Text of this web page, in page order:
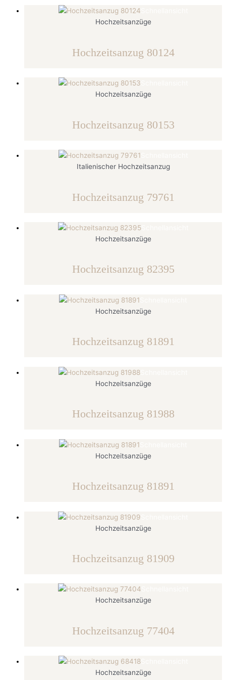
Hochzeitsanzüge
Hochzeitsanzug 80124
Hochzeitsanzüge
Hochzeitsanzug 80153
Italienischer Hochzeitsanzug
Hochzeitsanzug 79761
Schnellansicht
Hochzeitsanzüge
Hochzeitsanzug 82395
Hochzeitsanzüge
Hochzeitsanzug 81891
Hochzeitsanzüge
Hochzeitsanzug 81988
Hochzeitsanzüge
Hochzeitsanzug 81891
Hochzeitsanzüge
Hochzeitsanzug 81909
Hochzeitsanzüge
Hochzeitsanzug 77404
Schnellansicht
Hochzeitsanzüge